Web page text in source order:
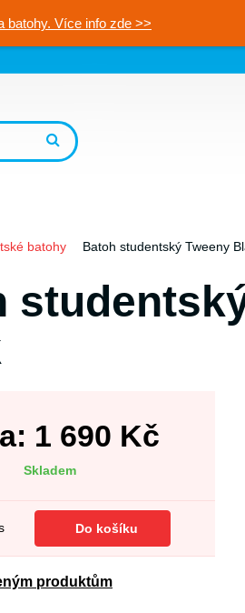
Více info zde >>
batohy Batoh studentský Tweeny
1 690 Kč
Skladem
Do košíku
produktům